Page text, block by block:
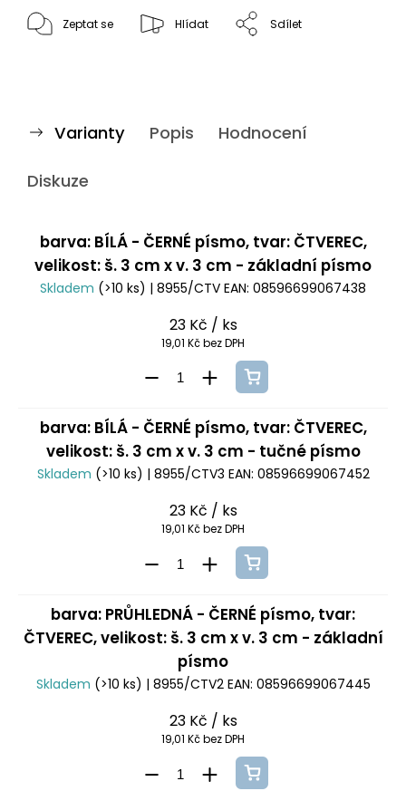
Zeptat se Hlídat Sdílet
Varianty Popis Hodnocení
Diskuze
barva: BÍLÁ - ČERNÉ písmo, tvar: ČTVEREC,
velikost: š. 3 cm x v. 3 cm - základní písmo
Skladem (>10 ks) | 8955/CTV EAN: 08596699067438
23 Kč / ks
19,01 Kč bez DPH
barva: BÍLÁ - ČERNÉ písmo, tvar: ČTVEREC,
velikost: š. 3 cm x v. 3 cm - tučné písmo
Skladem (>10 ks) | 8955/CTV3 EAN: 08596699067452
23 Kč / ks
19,01 Kč bez DPH
barva: PRŮHLEDNÁ - ČERNÉ písmo, tvar:
ČTVEREC, velikost: š. 3 cm x v. 3 cm - základní
písmo
Skladem (>10 ks) | 8955/CTV2 EAN: 08596699067445
23 Kč / ks
19,01 Kč bez DPH